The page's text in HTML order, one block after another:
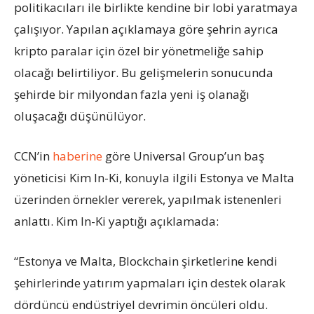
politikacıları ile birlikte kendine bir lobi yaratmaya
çalışıyor. Yapılan açıklamaya göre şehrin ayrıca
kripto paralar için özel bir yönetmeliğe sahip
olacağı belirtiliyor. Bu gelişmelerin sonucunda
şehirde bir milyondan fazla yeni iş olanağı
oluşacağı düşünülüyor.
CCN’in haberine göre Universal Group’un baş
yöneticisi Kim In-Ki, konuyla ilgili Estonya ve Malta
üzerinden örnekler vererek, yapılmak istenenleri
anlattı. Kim In-Ki yaptığı açıklamada:
“Estonya ve Malta, Blockchain şirketlerine kendi
şehirlerinde yatırım yapmaları için destek olarak
dördüncü endüstriyel devrimin öncüleri oldu.